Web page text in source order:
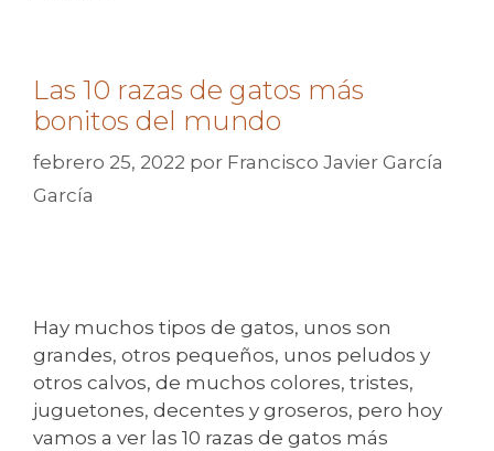
Las 10 razas de gatos más
bonitos del mundo
febrero 25, 2022 por Francisco Javier García
García
Hay muchos tipos de gatos, unos son
grandes, otros pequeños, unos peludos y
otros calvos, de muchos colores, tristes,
juguetones, decentes y groseros, pero hoy
vamos a ver las 10 razas de gatos más